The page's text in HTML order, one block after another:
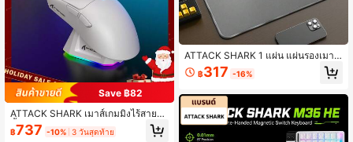
Save ฿82
ATTACK SHARK เมาส์เกมมิ่งไร้สาย
น้ำหนักเบา X11 ไฟ RGB ชาร์จไฟได้ 3
โหมด 2.4G/USB-C แบบสาย/Bluetoo
฿737 -10% 3 วันสุดท้าย
ATTACK SHARK 1 แผ่น แผ่นรองเมาส์
สำหรับเล่นเกมขนาดใหญ่ CM02, 17.7
2" X 15.75" X 0.16", พื้นผิวกันน้ำ, ขอบ
฿317 -16%